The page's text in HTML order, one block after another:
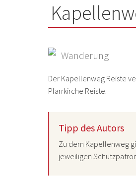
Wanderung
Der Kapellenweg Reiste
Pfarrkirche Reiste.
Tipp des Autors
Zu dem Kapellenweg
jeweiligen